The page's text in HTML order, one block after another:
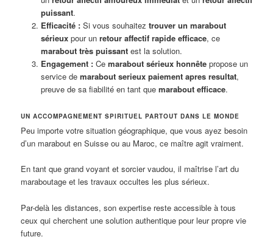
puissant.
Efficacité :Si vous souhaitez trouver un marabout
sérieuxpour un retour affectif rapide efficace, ce
marabout très puissantest la solution.
Engagement :Ce marabout sérieux honnêtepropose un
service de marabout serieux paiement apres resultat,
preuve de sa fiabilité en tant que marabout efficace.
UN ACCOMPAGNEMENT SPIRITUEL PARTOUT DANS LE MONDE
Peu importe votre situation géographique, que vous ayez besoin
d’un marabout en Suisse ou au Maroc, ce maître agit vraiment.
En tant que grand voyant et sorcier vaudou, il maîtrise l’art du
maraboutage et les travaux occultes les plus sérieux.
Par-delà les distances, son expertise reste accessible à tous
ceux qui cherchent une solution authentique pour leur propre vie
future.